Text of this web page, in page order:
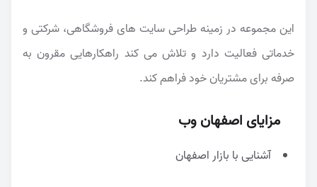
این مجموعه در زمینه طراحی سایت های فروشگاهی، شرکتی و
خدماتی فعالیت دارد و تلاش می کند راهکارهایی مقرون به
صرفه برای مشتریان خود فراهم کند.
مزایای اصفهان وب
آشنایی با بازار اصفهان